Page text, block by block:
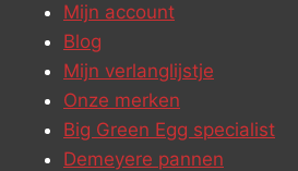
Mijn account
Blog
Mijn verlanglijstje
Onze merken
Big Green Egg specialist
Demeyere pannen